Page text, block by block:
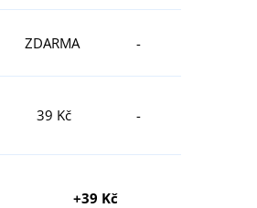
ZDARMA -
39 Kč -
+39 Kč